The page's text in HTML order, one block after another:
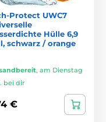
Protect UWC7
Hülle 6,9
schwarz / orange
, am Dienstag
bei dir
€